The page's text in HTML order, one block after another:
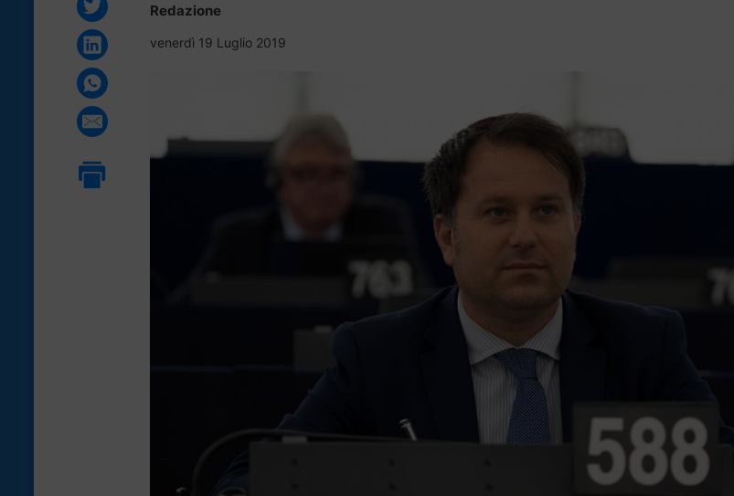
Redazione
venerdì 19 Luglio 2019